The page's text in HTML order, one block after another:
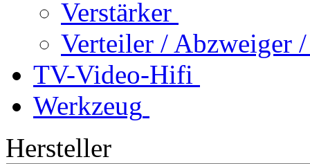
Verstärker
Verteiler / Abzweiger
TV-Video-Hifi
Werkzeug
Hersteller